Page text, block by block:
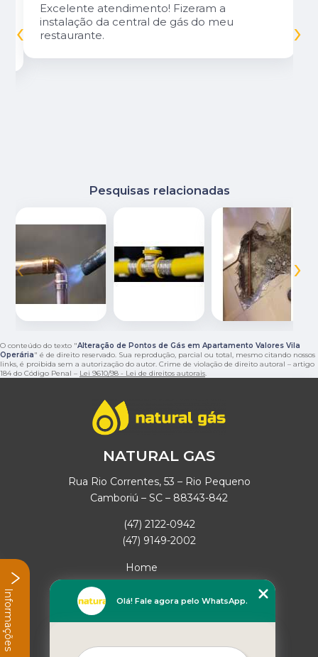
Excelente atendimento! Fizeram a
instalação da central de gás do meu
restaurante.
‹ ›
Pesquisas relacionadas
‹ ›
O conteúdo do texto "Alteração de Pontos de Gás em Apartamento Valores Vila
Operária" é de direito reservado. Sua reprodução, parcial ou total, mesmo citando nossos
links, é proibida sem a autorização do autor. Crime de violação de direito autoral – artigo
184 do Código Penal – Lei 9610/98 - Lei de direitos autorais.
NATURAL GAS
Rua Rio Correntes, 53 – Rio Pequeno
Camboriú – SC – 88343-842
(47) 2122-0942
(47) 9149-2002
Home
Empresa
Missão
Mapa do site
Olá! Fale agora pelo WhatsApp.
Informações